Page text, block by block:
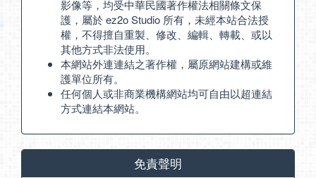
影像等，均受中華民國著作權法相關條文保
護，屬於 ez2o Studio 所有，未經本站合法授
權，不得擅自重製、修改、編輯、轉載、或以
其他方式非法使用。
本網站外連連結之著作權，屬原網站建構或維
護單位所有。
任何個人或非商業機構網站均可自由以超連結
方式連結本網站。
免責聲明